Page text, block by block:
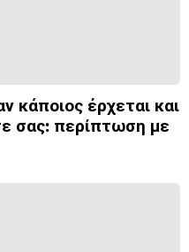
κάποιος έρχεται και
σας: περίπτωση με